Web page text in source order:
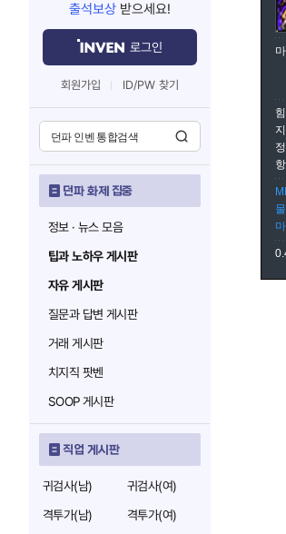
출석보상 받으세요!
로그인
회원가입 ID/PW 찾기
던파 화제 집중
정보 · 뉴스 모음
팁과 노하우 게시판
자유 게시판
질문과 답변 게시판
거래 게시판
치지직 팟벤
SOOP 게시판
직업 게시판
귀검사(남)
귀검사(여)
격투가(남)
격투가(여)